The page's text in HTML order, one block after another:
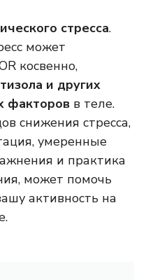
стресса.
может
косвенно,
и других
факторов в теле.
снижения стресса,
умеренные
и практика
может помочь
активность на